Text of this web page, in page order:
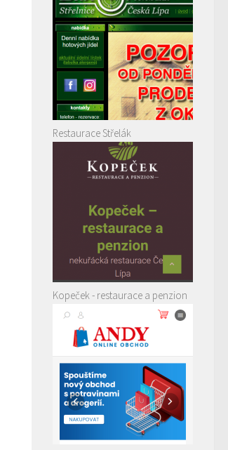
Restaurace Střelák
Kopeček - restaurace a penzion